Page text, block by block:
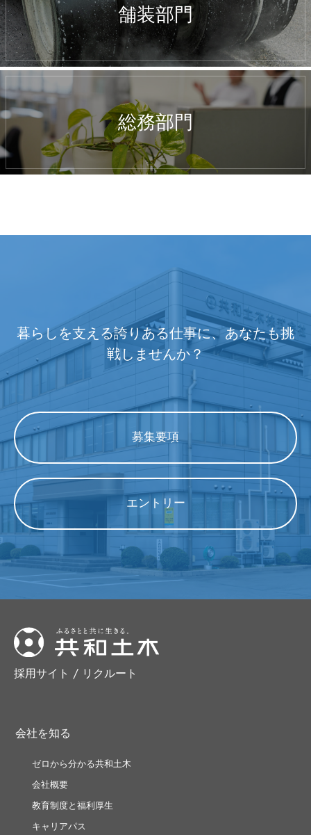
舗装部門
総務部門
暮らしを支える誇りある仕事に、あなたも挑
戦しませんか？
募集要項
エントリー
採用サイト / リクルート
会社を知る
ゼロから分かる共和土木
会社概要
教育制度と福利厚生
キャリアパス